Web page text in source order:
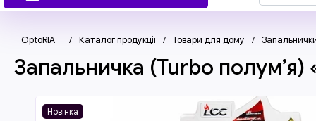
OptoRIA / Каталог продукції / Товари для дому /
Запальничка (Turbo
Новінка